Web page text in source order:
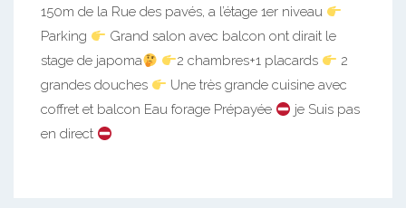
150m de la Rue des pavés, a l’étage 1er niveau
Parking
Grand salon avec balcon ont dirait le
stage de japoma
2 chambres+1 placards
2
grandes douches
Une très grande cuisine avec
coffret et balcon Eau forage Prépayée
je Suis pas
en direct